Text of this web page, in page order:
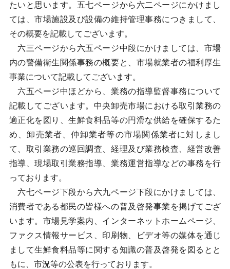
たいと思います。五七ページから六二ページにかけまし
ては、市場施設及び設備の維持管理事務につきまして、
その概要を記載してございます。
六三ページから六五ページ中段にかけましては、市場
内の警備衛生関係事務の概要と、市場就業者の福利厚生
事業について記載してございます。
六五ページ中ほどから、業務の指導監督事務について
記載してございます。中央卸売市場における取引業務の
適正化を図り、生鮮食料品等の円滑な供給を確保するた
め、卸売業者、仲卸業者等の市場関係業者に対しまし
て、取引業務の巡回調査、経理及び業務検査、経営改善
指導、現場取引業務指導、業務運営指導などの事務を行
っております。
六七ページ下段から六九ページ下段にかけましては、
消費者である都民の皆様への普及啓発事業を掲げてござ
います。市場見学案内、インターネットホームページ、
ファクス情報サービス、印刷物、ビデオ等の媒体を通じ
まして生鮮食料品等に関する知識の普及啓発を図るとと
もに、市況等の公表を行っております。